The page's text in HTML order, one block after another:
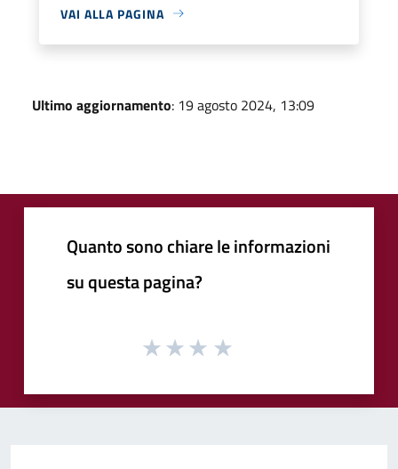
VAI ALLA PAGINA
Ultimo aggiornamento: 19 agosto 2024, 13:09
Quanto sono chiare le informazioni
su questa pagina?